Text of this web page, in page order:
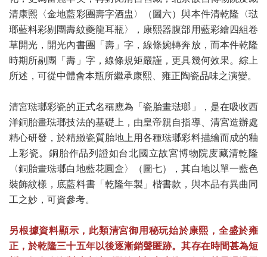
清康熙〈金地藍彩團壽字酒盅〉（圖六）與本件清乾隆〈琺
瑯藍料彩剔團壽紋夔龍耳瓶〉，康熙器腹部用藍彩繪四組卷
草開光，開光內書團「壽」字，線條婉轉奔放，而本件乾隆
時期所剔團「壽」字，線條規矩嚴謹，更具幾何效果。綜上
所述，可從中體會本瓶所繼承康熙、雍正陶瓷品味之演變。
清宮琺瑯彩瓷的正式名稱應為「瓷胎畫琺瑯」，是在吸收西
洋銅胎畫琺瑯技法的基礎上，由皇帝親自指導、清宮造辦處
精心研發，於精緻瓷質胎地上用各種琺瑯彩料描繪而成的釉
上彩瓷。銅胎作品列證如台北國立故宮博物院庋藏清乾隆
〈銅胎畫琺瑯白地藍花圓盒〉（圖七），其白地以單一藍色
裝飾紋樣，底藍料書「乾隆年製」楷書款，與本品有異曲同
工之妙，可資參考。
另根據資料顯示，此類清宮御用秘玩始於康熙，全盛於雍
正，於乾隆三十五年以後逐漸銷聲匿跡。其存在時間甚為短